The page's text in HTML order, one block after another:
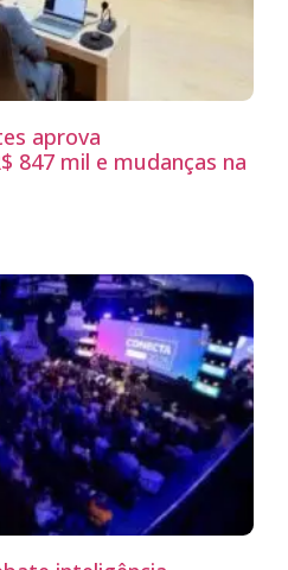
aprova
847 mil e mudanças na